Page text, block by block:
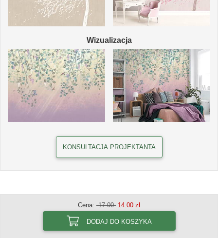
Wizualizacja
KONSULTACJA PROJEKTANTA
Cena: 17.00 14.00 zł
DODAJ DO KOSZYKA